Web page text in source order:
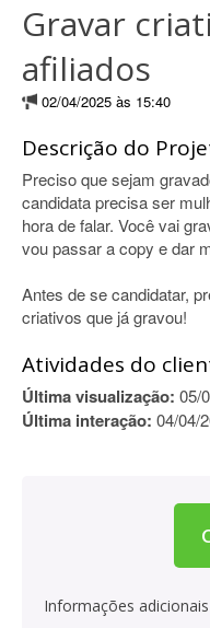
Gravar
afiliados
02/04/2025 às 15:40
Descrição do
Preciso que sejam
candidata precisa ser
hora de falar. Você vai
vou passar a copy e dar
Antes de se candidatar,
criativos que já gravou!
Atividades do
Última visualização: 05/
Última interação: 04/04/
Informações adicionais